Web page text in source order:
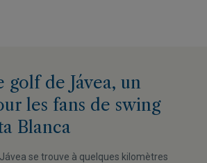
golf de Jávea, un
les fans de swing
Blanca
Jávea se trouve à quelques kilomètres